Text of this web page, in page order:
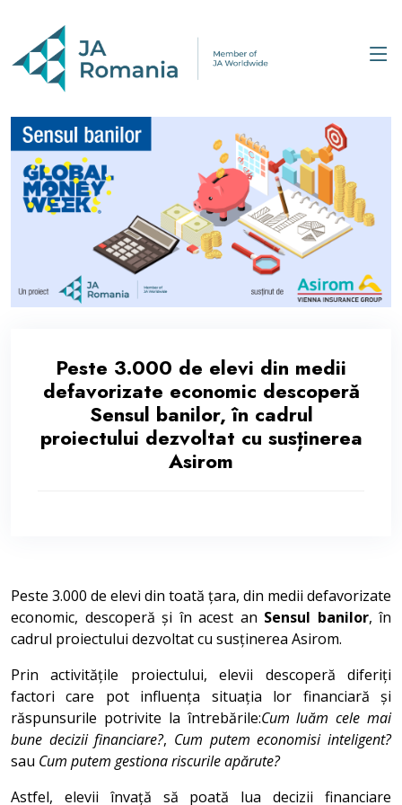
Peste 3.000 de elevi din medii
defavorizate economic descoperă
Sensul banilor, în cadrul
proiectului dezvoltat cu susținerea
Asirom
Peste 3.000 de elevi din toată țara, din medii defavorizate
economic, descoperă și în acest an Sensul banilor, în
cadrul proiectului dezvoltat cu susținerea Asirom.
Prin activitățile proiectului, elevii descoperă diferiți
factori care pot influența situația lor financiară și
răspunsurile potrivite la întrebările:Cum luăm cele mai
bune decizii financiare?, Cum putem economisi inteligent?
sau Cum putem gestiona riscurile apărute?
Astfel, elevii învață să poată lua decizii financiare